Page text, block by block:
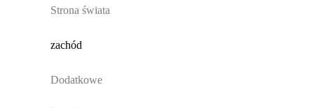
Strona świata
zachód
Dodatkowe